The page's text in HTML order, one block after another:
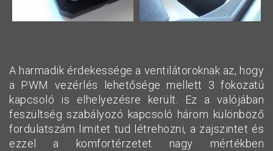
A harmadik érdekessége a ventilátoroknak az, hogy
a PWM vezérlés lehetősége mellett 3 fokozatú
kapcsoló is elhelyezésre került. Ez a valójában
feszültség szabályozó kapcsoló három különböző
fordulatszám limitet tud létrehozni, a zajszintet és
ezzel a komfortérzetet nagy mértékben